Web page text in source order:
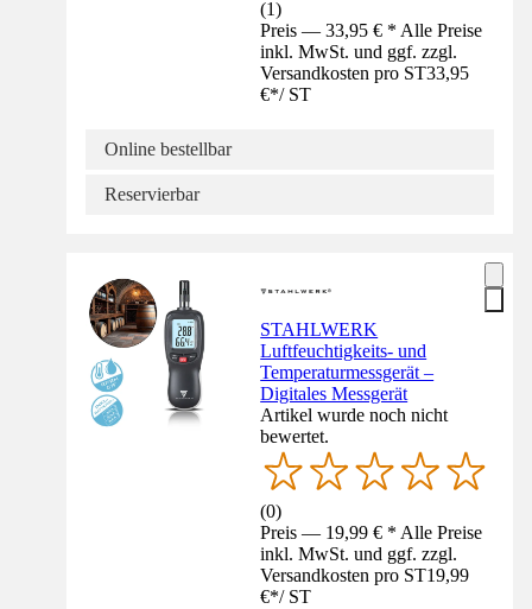
(1)
Preis — 33,95 € * Alle Preise
inkl. MwSt. und ggf. zzgl.
Versandkosten pro ST33,95
€*/ ST
Online bestellbar
Reservierbar
STAHLWERK
Luftfeuchtigkeits- und
Temperaturmessgerät –
Digitales Messgerät
Artikel wurde noch nicht
bewertet.
(0)
Preis — 19,99 € * Alle Preise
inkl. MwSt. und ggf. zzgl.
Versandkosten pro ST19,99
€*/ ST